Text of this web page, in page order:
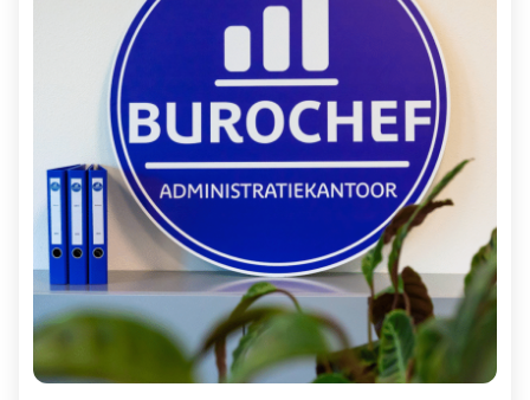
vallen en deelnemen aan bpfBOUW.